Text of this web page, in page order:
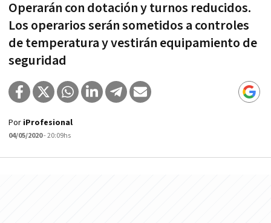
Operarán con dotación y turnos reducidos.
Los operarios serán sometidos a controles
de temperatura y vestirán equipamiento de
seguridad
Por iProfesional
04/05/2020- 20:09hs